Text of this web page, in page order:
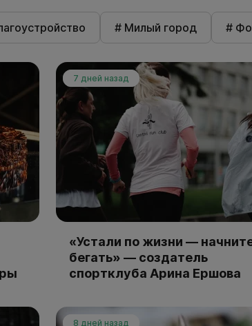
# Милый город #
7 дней назад
«Устали по жизни —
бегать» — создатель
спортклуба Арина Ершова
8 дней назад